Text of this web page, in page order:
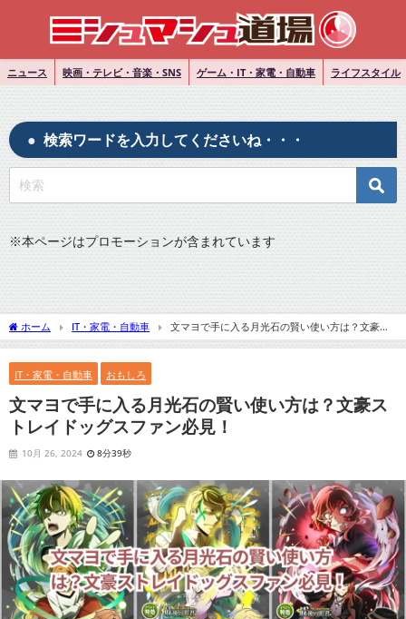
ニュース 映画・テレビ・音楽・SNS ゲーム・IT・家電・自動車 ライフスタイル
検索ワードを入力してくださいね・・・
※本ページはプロモーションが含まれています
ホーム IT・家電・自動車
文マヨで手に入る月光石の賢い使い方は？文豪ス
トレイドッグスファン必見！
IT・家電・自動車 おもしろ
文マヨで手に入る月光石の賢い使い方は？文豪ス
トレイドッグスファン必見！
10月 26, 2024 8分39秒